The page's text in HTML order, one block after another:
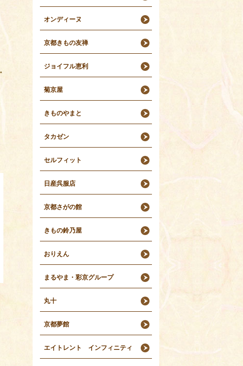
オンディーヌ
京都きもの友禅
ジョイフル恵利
菊京屋
きものやまと
タカゼン
セルフィット
日産呉服店
京都さがの館
きもの鈴乃屋
おりえん
まるやま・彩京グループ
丸十
京都夢館
エイトレント インフィニティ